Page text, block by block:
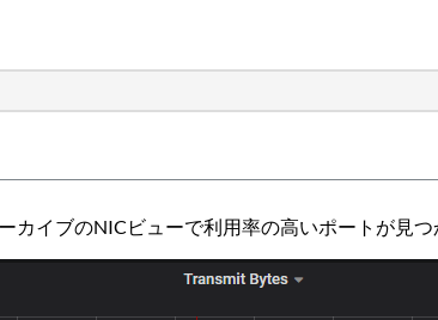
カイブのNICビューで利用率の高いポートが見つ